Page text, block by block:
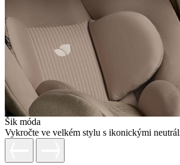
Šik móda
Vykročte ve velkém stylu s ikonickými